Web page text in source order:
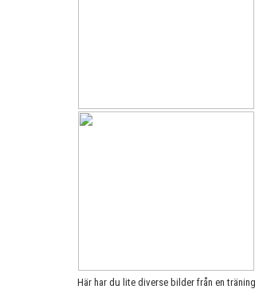
Här har du lite diverse bilder från en